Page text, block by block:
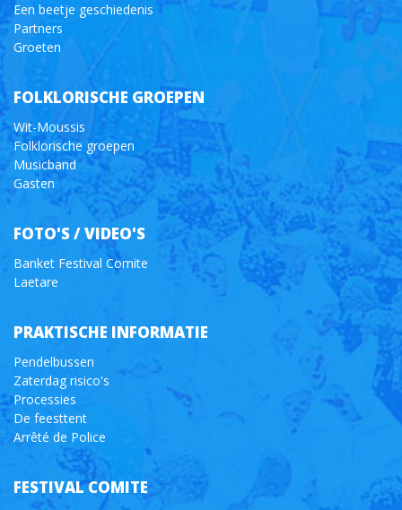
Een beetje geschiedenis
Partners
Groeten
FOLKLORISCHE GROEPEN
Wit-Moussis
Folklorische groepen
Musicband
Gasten
FOTO'S / VIDEO'S
Banket Festival Comite
Laetare
PRAKTISCHE INFORMATIE
Pendelbussen
Zaterdag risico's
Processies
De feesttent
Arrêté de Police
FESTIVAL COMITE